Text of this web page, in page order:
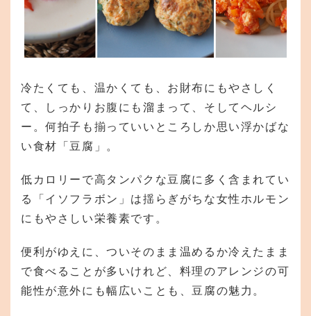
冷たくても、温かくても、お財布にもやさしく
て、しっかりお腹にも溜まって、そしてヘルシ
ー。何拍子も揃っていいところしか思い浮かばな
い食材「豆腐」。
低カロリーで高タンパクな豆腐に多く含まれてい
る「イソフラボン」は揺らぎがちな女性ホルモン
にもやさしい栄養素です。
便利がゆえに、ついそのまま温めるか冷えたまま
で食べることが多いけれど、料理のアレンジの可
能性が意外にも幅広いことも、豆腐の魅力。